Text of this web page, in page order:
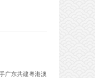
广东共建粤港澳